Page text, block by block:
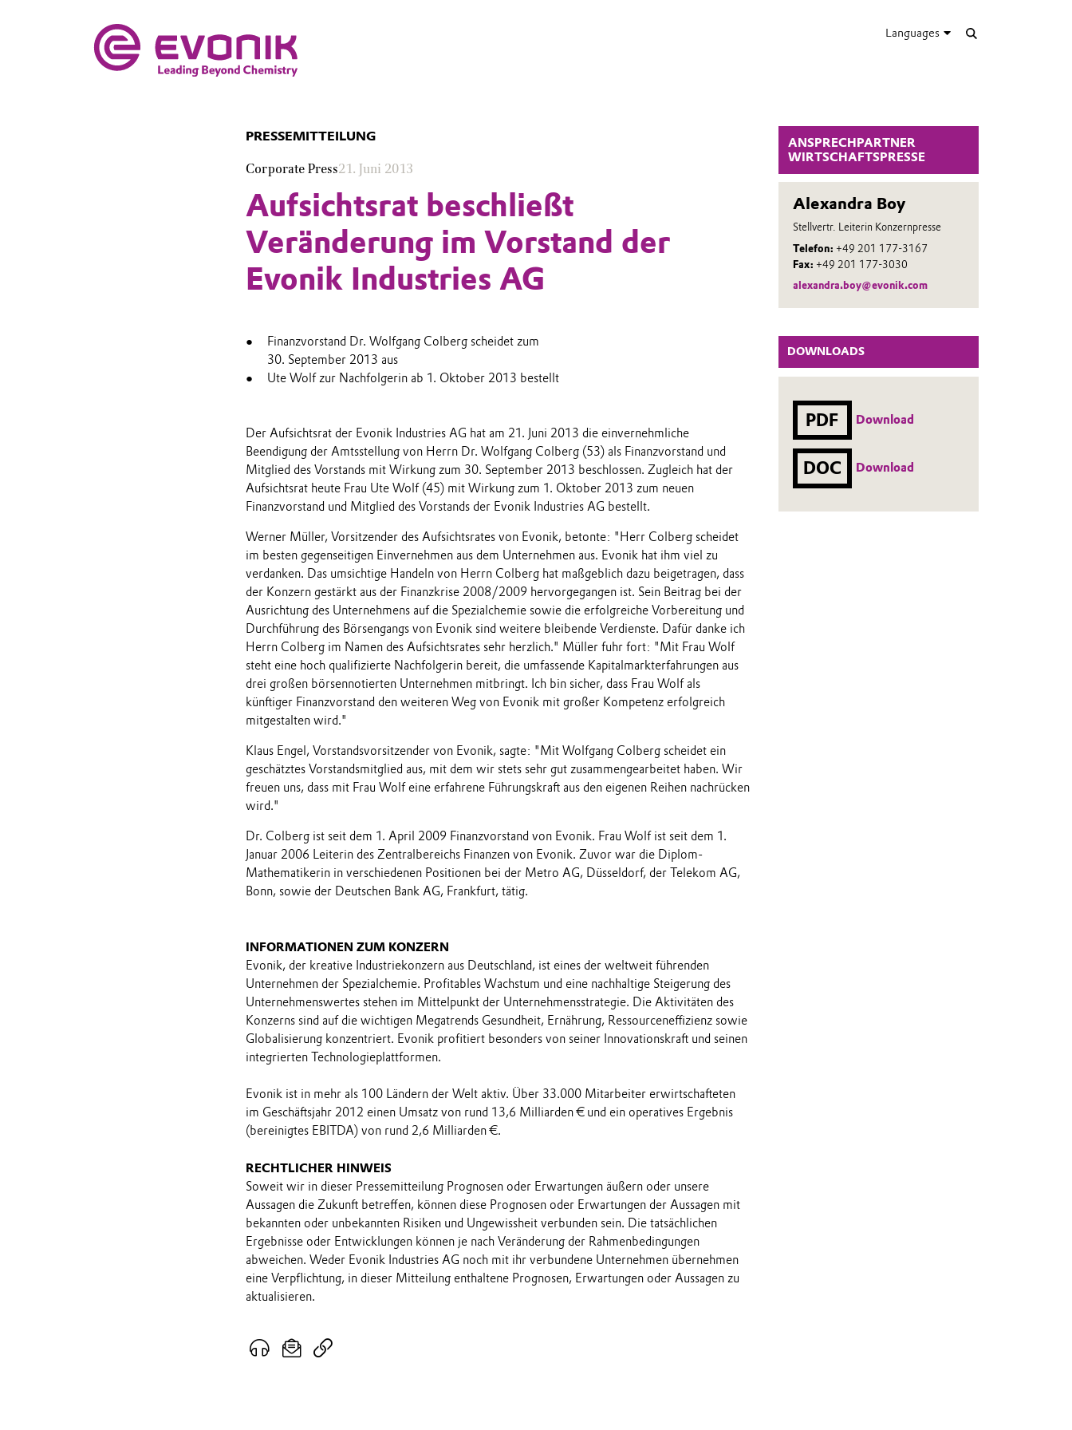
Languages
ANSPRECHPARTNER
WIRTSCHAFTSPRESSE
Alexandra Boy
Stellvertr. Leiterin Konzernpresse
Telefon: +49 201 177-3167
Fax: +49 201 177-3030
alexandra.boy@evonik.com
DOWNLOADS
PDF Download
DOC Download
PRESSEMITTEILUNG
Corporate Press21. Juni 2013
Aufsichtsrat beschließt
Veränderung im Vorstand der
Evonik Industries AG
Finanzvorstand Dr. Wolfgang Colberg scheidet zum
30. September 2013 aus
Ute Wolf zur Nachfolgerin ab 1. Oktober 2013 bestellt
Der Aufsichtsrat der Evonik Industries AG hat am 21. Juni 2013 die einvernehmliche
Beendigung der Amtsstellung von Herrn Dr. Wolfgang Colberg (53) als Finanzvorstand und
Mitglied des Vorstands mit Wirkung zum 30. September 2013 beschlossen. Zugleich hat der
Aufsichtsrat heute Frau Ute Wolf (45) mit Wirkung zum 1. Oktober 2013 zum neuen
Finanzvorstand und Mitglied des Vorstands der Evonik Industries AG bestellt.
Werner Müller, Vorsitzender des Aufsichtsrates von Evonik, betonte: "Herr Colberg scheidet
im besten gegenseitigen Einvernehmen aus dem Unternehmen aus. Evonik hat ihm viel zu
verdanken. Das umsichtige Handeln von Herrn Colberg hat maßgeblich dazu beigetragen, dass
der Konzern gestärkt aus der Finanzkrise 2008/2009 hervorgegangen ist. Sein Beitrag bei der
Ausrichtung des Unternehmens auf die Spezialchemie sowie die erfolgreiche Vorbereitung und
Durchführung des Börsengangs von Evonik sind weitere bleibende Verdienste. Dafür danke ich
Herrn Colberg im Namen des Aufsichtsrates sehr herzlich." Müller fuhr fort: "Mit Frau Wolf
steht eine hoch qualifizierte Nachfolgerin bereit, die umfassende Kapitalmarkterfahrungen aus
drei großen börsennotierten Unternehmen mitbringt. Ich bin sicher, dass Frau Wolf als
künftiger Finanzvorstand den weiteren Weg von Evonik mit großer Kompetenz erfolgreich
mitgestalten wird."
Klaus Engel, Vorstandsvorsitzender von Evonik, sagte: "Mit Wolfgang Colberg scheidet ein
geschätztes Vorstandsmitglied aus, mit dem wir stets sehr gut zusammengearbeitet haben. Wir
freuen uns, dass mit Frau Wolf eine erfahrene Führungskraft aus den eigenen Reihen nachrücken
wird."
Dr. Colberg ist seit dem 1. April 2009 Finanzvorstand von Evonik. Frau Wolf ist seit dem 1.
Januar 2006 Leiterin des Zentralbereichs Finanzen von Evonik. Zuvor war die Diplom-
Mathematikerin in verschiedenen Positionen bei der Metro AG, Düsseldorf, der Telekom AG,
Bonn, sowie der Deutschen Bank AG, Frankfurt, tätig.
INFORMATIONEN ZUM KONZERN
Evonik, der kreative Industriekonzern aus Deutschland, ist eines der weltweit führenden
Unternehmen der Spezialchemie. Profitables Wachstum und eine nachhaltige Steigerung des
Unternehmenswertes stehen im Mittelpunkt der Unternehmensstrategie. Die Aktivitäten des
Konzerns sind auf die wichtigen Megatrends Gesundheit, Ernährung, Ressourceneffizienz sowie
Globalisierung konzentriert. Evonik profitiert besonders von seiner Innovationskraft und seinen
integrierten Technologieplattformen.
Evonik ist in mehr als 100 Ländern der Welt aktiv. Über 33.000 Mitarbeiter erwirtschafteten
im Geschäftsjahr 2012 einen Umsatz von rund 13,6 Milliarden € und ein operatives Ergebnis
(bereinigtes EBITDA) von rund 2,6 Milliarden €.
RECHTLICHER HINWEIS
Soweit wir in dieser Pressemitteilung Prognosen oder Erwartungen äußern oder unsere
Aussagen die Zukunft betreffen, können diese Prognosen oder Erwartungen der Aussagen mit
bekannten oder unbekannten Risiken und Ungewissheit verbunden sein. Die tatsächlichen
Ergebnisse oder Entwicklungen können je nach Veränderung der Rahmenbedingungen
abweichen. Weder Evonik Industries AG noch mit ihr verbundene Unternehmen übernehmen
eine Verpflichtung, in dieser Mitteilung enthaltene Prognosen, Erwartungen oder Aussagen zu
aktualisieren.